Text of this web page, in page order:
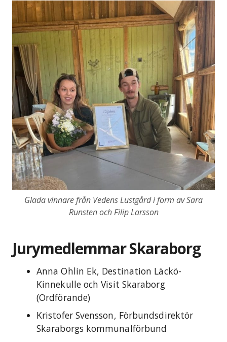
Glada vinnare från Vedens Lustgård i form av Sara
Runsten och Filip Larsson
Jurymedlemmar Skaraborg
Anna Ohlin Ek, Destination Läckö-
Kinnekulle och Visit Skaraborg
(Ordförande)
Kristofer Svensson, Förbundsdirektör
Skaraborgs kommunalförbund